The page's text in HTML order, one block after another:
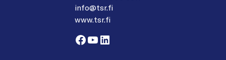
info@tsr.fi
www.tsr.fi
Facebook
YouTube
LinkedIn